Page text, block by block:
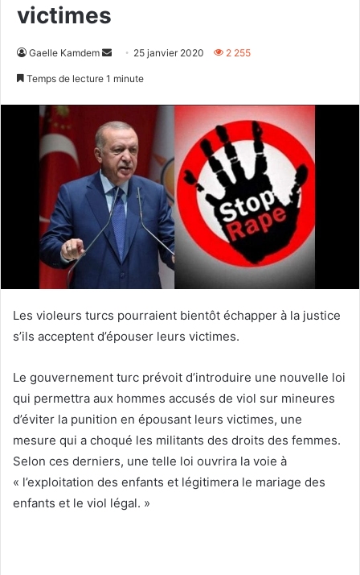
victimes
Gaelle Kamdem
Envoyer25 janvier 2020 2 255
Temps de lecture 1 minute
Les violeurs turcs pourraient bientôt échapper à la justice
s’ils acceptent d’épouser leurs victimes.
Le gouvernement turc prévoit d’introduire une nouvelle loi
qui permettra aux hommes accusés de viol sur mineures
d’éviter la punition en épousant leurs victimes, une
mesure qui a choqué les militants des droits des femmes.
Selon ces derniers, une telle loi ouvrira la voie à
« l’exploitation des enfants et légitimera le mariage des
enfants et le viol légal. »